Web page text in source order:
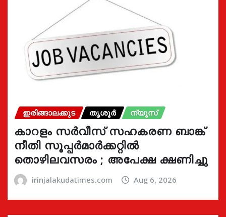
ഇരിങ്ങാലക്കുട തൃശൂർ ന്യൂസ്
കാറളം സർവീസ് സഹകരണ ബാങ്ക്
നീതി സൂപ്പർമാർക്കറ്റിൽ
തൊഴിലവസരം ; അപേക്ഷ ക്ഷണിച്ചു
irinjalakudatimes.com Aug 6, 2026